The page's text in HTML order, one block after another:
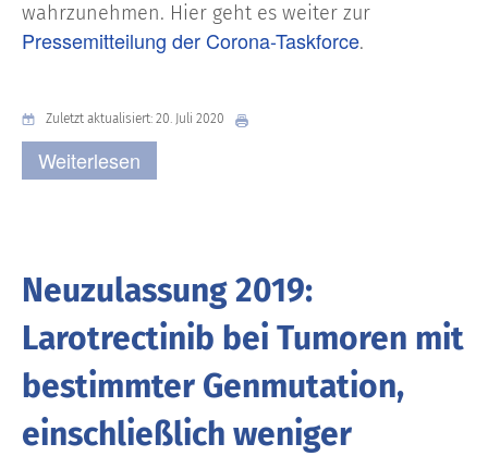
wahrzunehmen. Hier geht es weiter zur
Pressemitteilung der Corona-Taskforce.
Zuletzt aktualisiert: 20. Juli 2020
Weiterlesen
Neuzulassung 2019:
Larotrectinib bei Tumoren mit
bestimmter Genmutation,
einschließlich weniger